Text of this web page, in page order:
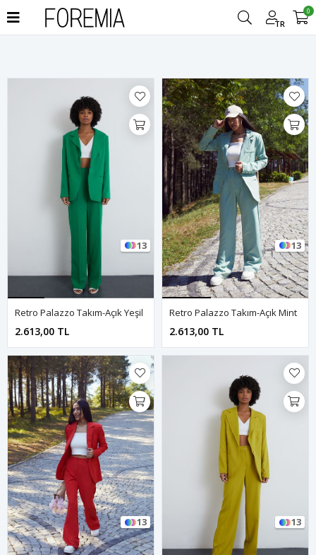
TR
0
Filtrele
13
Retro Palazzo Takım-Açık Yeşil
2.613,00 TL
13
Retro Palazzo Takım-Açık Mint
2.613,00 TL
13 13